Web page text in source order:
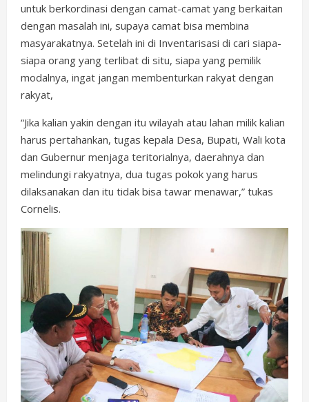
untuk berkordinasi dengan camat-camat yang berkaitan
dengan masalah ini, supaya camat bisa membina
masyarakatnya. Setelah ini di Inventarisasi di cari siapa-
siapa orang yang terlibat di situ, siapa yang pemilik
modalnya, ingat jangan membenturkan rakyat dengan
rakyat,
“Jika kalian yakin dengan itu wilayah atau lahan milik kalian
harus pertahankan, tugas kepala Desa, Bupati, Wali kota
dan Gubernur menjaga teritorialnya, daerahnya dan
melindungi rakyatnya, dua tugas pokok yang harus
dilaksanakan dan itu tidak bisa tawar menawar,” tukas
Cornelis.